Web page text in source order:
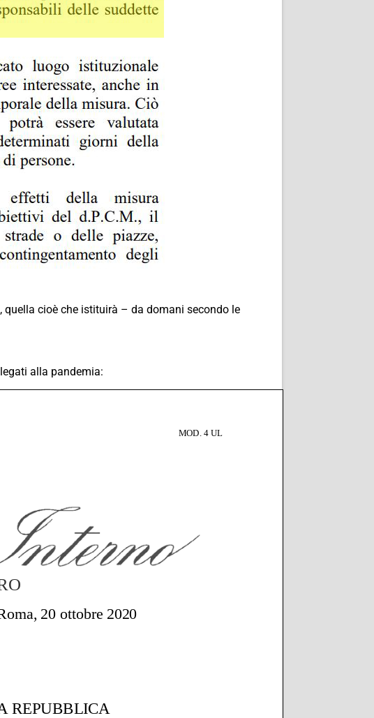
quella cioè che istituirà – da domani secondo le
alla pandemia: